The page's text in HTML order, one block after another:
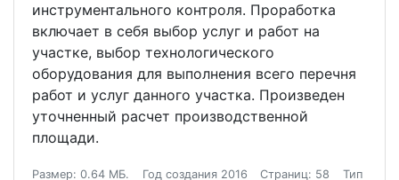
инструментального контроля. Проработка
включает в себя выбор услуг и работ на
участке, выбор технологического
оборудования для выполнения всего перечня
работ и услуг данного участка. Произведен
уточненный расчет производственной
площади.
Размер: 0.64 МБ. Год создания 2016 Страниц: 58 Тип